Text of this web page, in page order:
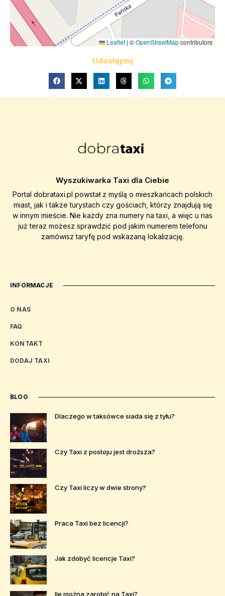
Leaflet | ©OpenStreetMapcontributors
Udostępnij
Wyszukiwarka Taxi dla Ciebie
Portal dobrataxi.pl powstał z myślą o mieszkańcach polskich
miast, jak i także turystach czy gościach, którzy znajdują się
w innym mieście. Nie każdy zna numery na taxi, a więc u nas
już teraz możesz sprawdzić pod jakim numerem telefonu
zamówisz taryfę pod wskazaną lokalizację.
INFORMACJE
O NAS
FAQ
KONTAKT
DODAJ TAXI
BLOG
Dlaczego w taksówce siada się z tyłu?
Czy Taxi z postoju jest droższa?
Czy Taxi liczy w dwie strony?
Praca Taxi bez licencji?
Jak zdobyć licencje Taxi?
Ile można zarobić na Taxi?